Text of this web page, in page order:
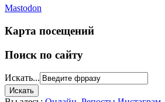
Mastodon
Карта посещений
Поиск по сайту
Искать...